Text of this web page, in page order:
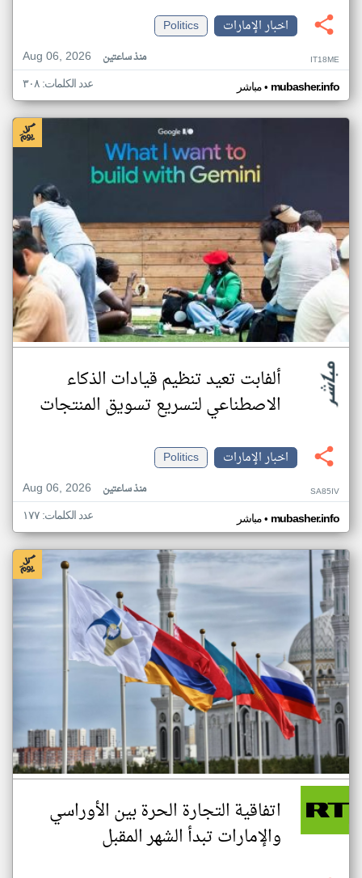
اخبار الإمارات
Politics
Aug 06, 2026
منذ ساعتين IT18ME
مباشر• mubasher.info عدد الكلمات: ٣٠٨
ألفابت تعيد تنظيم قيادات الذكاء
الاصطناعي لتسريع تسويق المنتجات
اخبار الإمارات
Politics
Aug 06, 2026
منذ ساعتين SA85IV
مباشر• mubasher.info عدد الكلمات: ١٧٧
اتفاقية التجارة الحرة بين الأوراسي
والإمارات تبدأ الشهر المقبل